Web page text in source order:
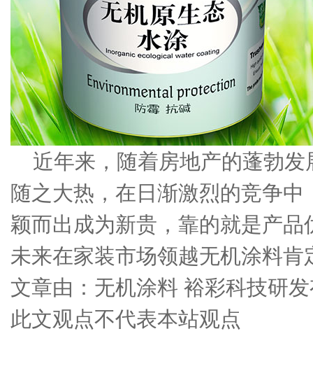
近年来，随着房地产的蓬勃发
随之大热，在日渐激烈的竞争
颖而出成为新贵，靠的就是产
未来在家装市场领越无机涂料
文章由：无机涂料 裕彩科技研
此文观点不代表本站观点